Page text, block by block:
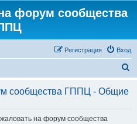
форум сообщества
Вход
Регистрация
с
сообщества ГППЦ - Общие
на форум сообщества